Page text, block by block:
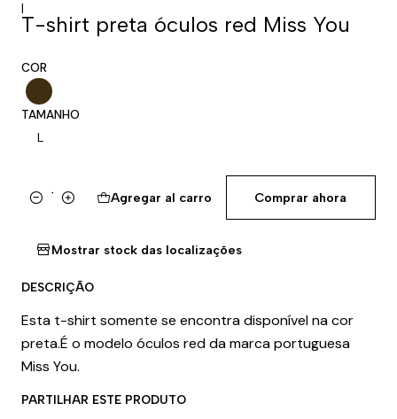
|
T-shirt preta óculos red Miss You
COR
TAMANHO
L
Cantidad
Agregar al carro Comprar ahora
Mostrar stock das localizações
DESCRIÇÃO
Esta t-shirt somente se encontra disponível na cor
preta.É o modelo óculos red da marca portuguesa
Miss You.
PARTILHAR ESTE PRODUTO